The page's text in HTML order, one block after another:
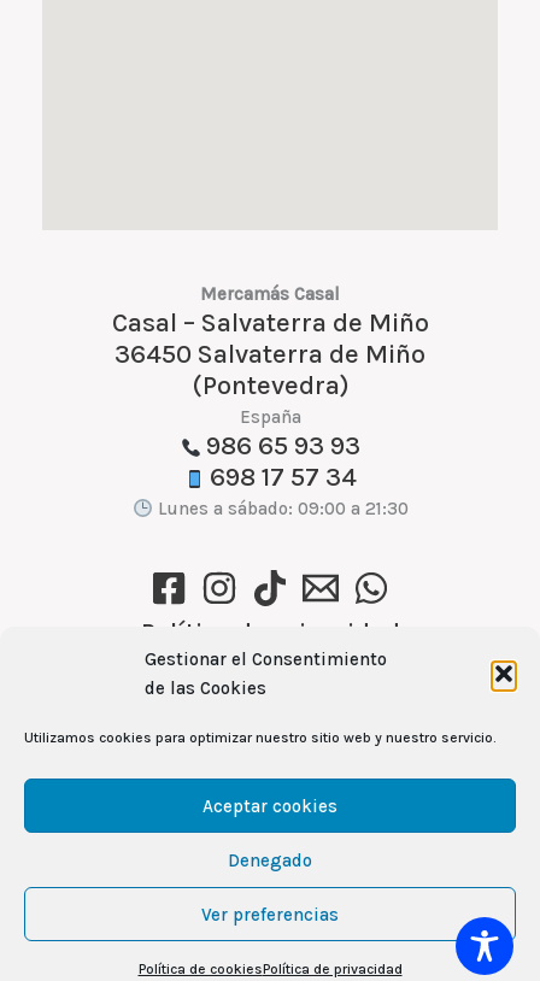
Gestionar el Consentimiento
de las Cookies
Utilizamos cookies para optimizar nuestro sitio web y nuestro servicio.
Aceptar cookies
Denegado
Ver preferencias
Política de cookiesPolítica de privacidad
Mercamás Casal
Casal – Salvaterra de Miño
36450 Salvaterra de Miño
(Pontevedra)
España
986 65 93 93
698 17 57 34
Lunes a sábado: 09:00 a 21:30
Política de privacidad
Política de cookies (UE)
Aviso Legal
Ver recetas →
Copyright © 2026 Mercamas Casal | Powered by
104
CUBES& Rita García Gil